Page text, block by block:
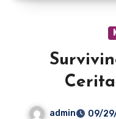
admin 09/